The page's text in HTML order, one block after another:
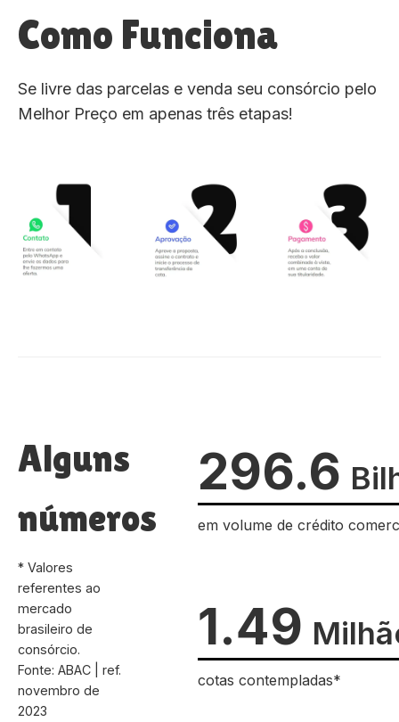
Como Funciona
Se livre das parcelas e venda seu consórcio pelo
Melhor Preço em apenas três etapas!
Alguns
números
* Valores
referentes ao
mercado
brasileiro de
consórcio.
Fonte: ABAC | ref.
novembro de
2023
296.6
em volume de crédito
1.49
cotas contempladas*